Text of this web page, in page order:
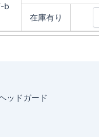
b
在庫有り
ッドガード